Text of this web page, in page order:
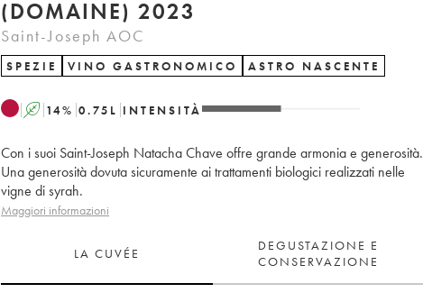
(DOMAINE) 2023
Saint-Joseph AOC
SPEZIE VINO GASTRONOMICO ASTRO NASCENTE
A 14% 0.75 L INTENSITÀ
Con i suoi Saint-Joseph Natacha Chave offre grande armonia e generosità.
Una generosità dovuta sicuramente ai trattamenti biologici realizzati nelle
vigne di syrah.
Maggiori informazioni
LA CUVÉE
DEGUSTAZIONE E
CONSERVAZIONE